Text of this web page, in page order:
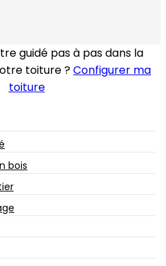
guidé pas à pas dans la
toiture ?Configurer ma
toiture
bois